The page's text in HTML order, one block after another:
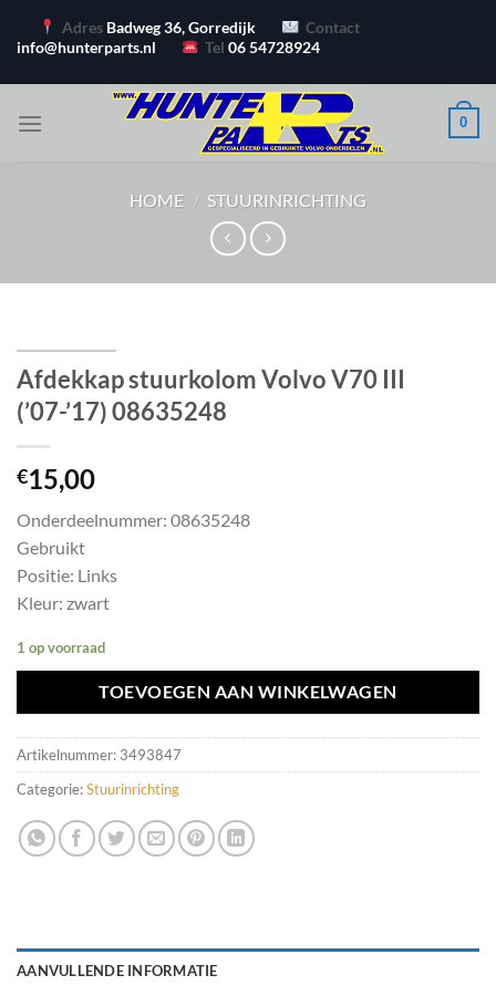
naar
Adres Badweg 36, Gorredijk
Contact
info@hunterparts.nl
Tel06 54728924
0
HOME / STUURINRICHTING
Afdekkap stuurkolom Volvo V70 III
(’07-’17) 08635248
€15,00
Onderdeelnummer: 08635248
Gebruikt
Positie: Links
Kleur: zwart
1 op voorraad
TOEVOEGEN AAN WINKELWAGEN
Artikelnummer: 3493847
Categorie:Stuurinrichting
AANVULLENDE INFORMATIE